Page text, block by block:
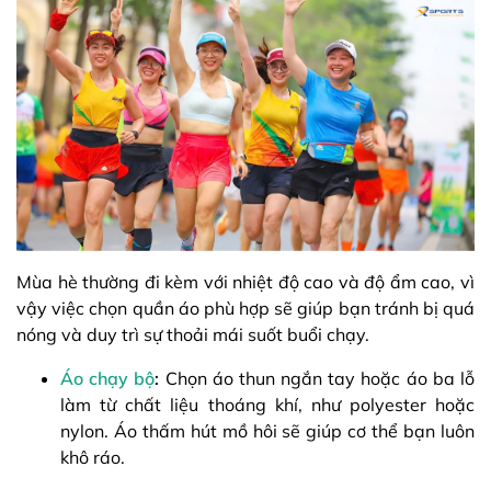
Mùa hè thường đi kèm với nhiệt độ cao và độ ẩm cao, vì
vậy việc chọn quần áo phù hợp sẽ giúp bạn tránh bị quá
nóng và duy trì sự thoải mái suốt buổi chạy.
Áo chạy bộ: Chọn áo thun ngắn tay hoặc áo ba lỗ
làm từ chất liệu thoáng khí, như polyester hoặc
nylon. Áo thấm hút mồ hôi sẽ giúp cơ thể bạn luôn
khô ráo.